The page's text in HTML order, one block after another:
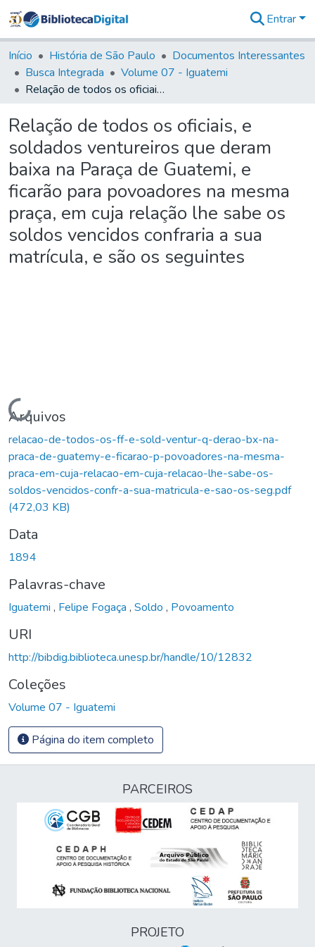
&
Coleções
Tudo na
Biblioteca
Estatísticas
Entrar
Início História de São Paulo
Documentos Interessantes
Busca Integrada
Volume 07 - Iguatemi
Relação de todos os oficiais, e soldados ventureiros que deram baixa na Paraça de Guatemi, e ficarão para povoadores na mesma praça, em cuja relação lhe sabe os soldos vencidos confraria a sua matrícula, e são os seguintes
Relação de todos os oficiais, e
soldados ventureiros que deram
baixa na Paraça de Guatemi, e
ficarão para povoadores na mesma
praça, em cuja relação lhe sabe os
soldos vencidos confraria a sua
matrícula, e são os seguintes
Carregando...
Arquivos
relacao-de-todos-os-ff-e-sold-ventur-q-derao-bx-na-
praca-de-guatemy-e-ficarao-p-povoadores-na-mesma-
praca-em-cuja-relacao-em-cuja-relacao-lhe-sabe-os-
soldos-vencidos-confr-a-sua-matricula-e-sao-os-seg.pdf
(472,03 KB)
Data
1894
Palavras-chave
Iguatemi , Felipe Fogaça , Soldo , Povoamento
URI
http://bibdig.biblioteca.unesp.br/handle/10/12832
Coleções
Volume 07 - Iguatemi
Página do item completo
PARCEIROS
PROJETO